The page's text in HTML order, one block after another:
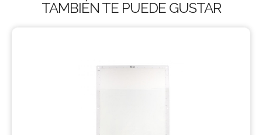
TAMBIÉN TE PUEDE GUSTAR